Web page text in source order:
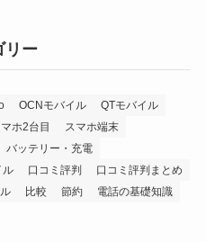
リー
OCNモバイル
QTモバイル
ホ2台目
スマホ端末
バッテリー・充電
ル 口コミ評判
口コミ評判まとめ
比較 節約 電話の基礎知識